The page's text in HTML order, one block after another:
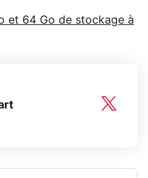
et 64 Go de stockage à